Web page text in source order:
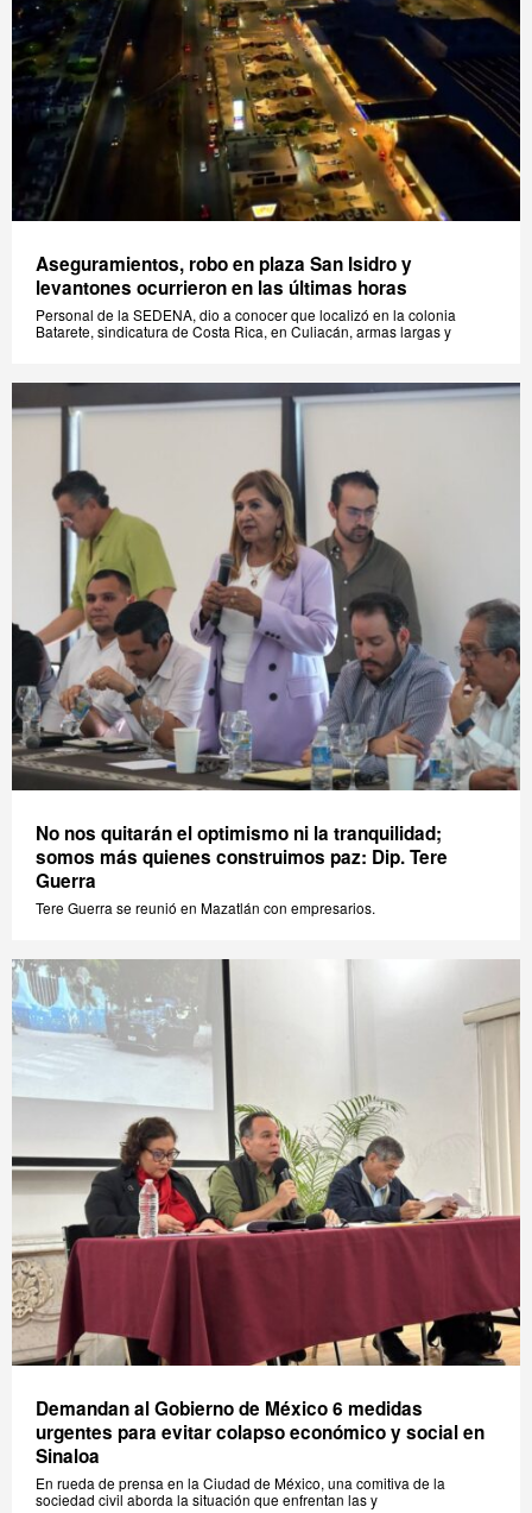
Aseguramientos, robo en plaza San Isidro y
levantones ocurrieron en las últimas horas
Personal de la SEDENA, dio a conocer que localizó en la colonia
Batarete, sindicatura de Costa Rica, en Culiacán, armas largas y
No nos quitarán el optimismo ni la tranquilidad;
somos más quienes construimos paz: Dip. Tere
Guerra
Tere Guerra se reunió en Mazatlán con empresarios.
Demandan al Gobierno de México 6 medidas
urgentes para evitar colapso económico y social en
Sinaloa
En rueda de prensa en la Ciudad de México, una comitiva de la
sociedad civil aborda la situación que enfrentan las y